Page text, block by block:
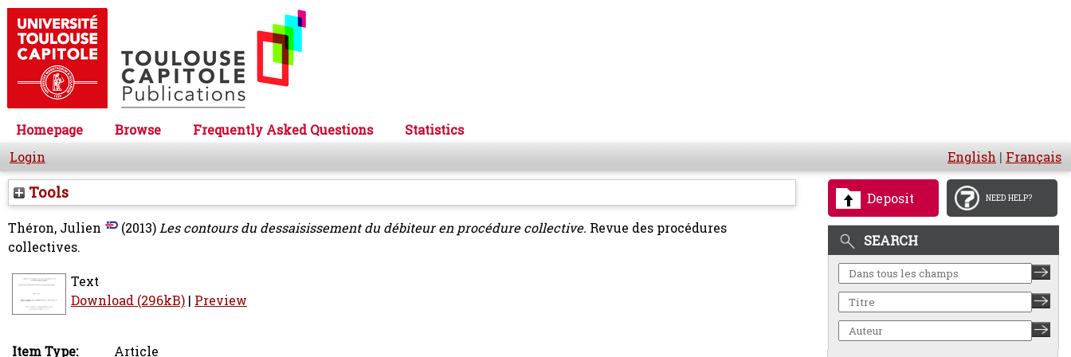
Homepage Browse Frequently Asked Questions
Statistics
Login
English | Français
Deposit NEED HELP?
SEARCH
Tools
Théron, Julien (2013)Les contours du dessaisissement du débiteur en procédure collective. Revue des procédures
collectives.
Text
Download (296kB) | Preview
Item Type:
Article